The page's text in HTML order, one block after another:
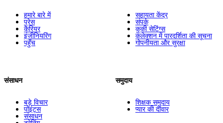
हमारे बारे में
प्रेस
कैरियर
इंजीनियरिंग
पहुँच
संसाधन
बड़े विचार
पॉइंट्स
संसाधन
सहायता केंद्र
संपर्क
कुकी सेटिंग्स
कलेक्शन में पारदर्शिता की सूचना
गोपनीयता और सुरक्षा
समुदाय
शिक्षक समुदाय
प्यार की दीवार